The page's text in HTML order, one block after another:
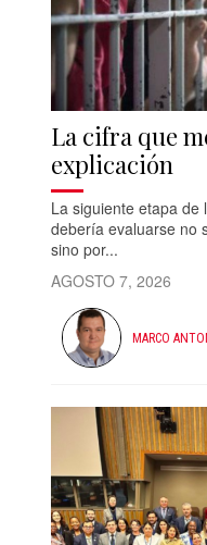
La cifra que
explicación
La siguiente etapa de
debería evaluarse no
sino por...
AGOSTO 7, 2026
MARCO